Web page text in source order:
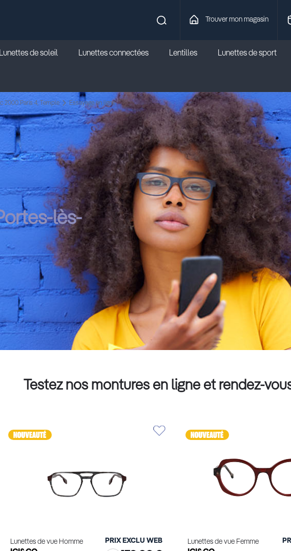
Trouver mon magasin
Lunettes de soleil Lunettes connectées Lentilles Lunettes de sport
2000 Paris 4, Temple Essayage en ligne
lès-
Testez nos montures en ligne et rendez-
Lunettes de vue Homme PRIX EXCLU WEB Lunettes de vue Femme